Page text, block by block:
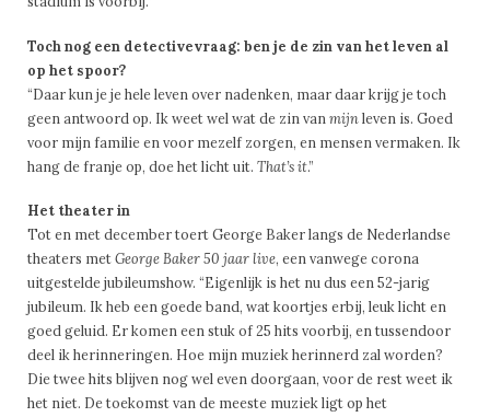
Toch nog een detectivevraag: ben je de zin van het leven al
op het spoor?
“Daar kun je je hele leven over nadenken, maar daar krijg je toch
geen antwoord op. Ik weet wel wat de zin van mijnleven is. Goed
voor mijn familie en voor mezelf zorgen, en mensen vermaken. Ik
hang de franje op, doe het licht uit. That’s it.”
Het theater in
Tot en met december toert George Baker langs de Nederlandse
theaters metGeorge Baker 50 jaar live, een vanwege corona
uitgestelde jubileumshow. “Eigenlijk is het nu dus een 52-jarig
jubileum. Ik heb een goede band, wat koortjes erbij, leuk licht en
goed geluid. Er komen een stuk of 25 hits voorbij, en tussendoor
deel ik herinneringen. Hoe mijn muziek herinnerd zal worden?
Die twee hits blijven nog wel even doorgaan, voor de rest weet ik
het niet. De toekomst van de meeste muziek ligt op het